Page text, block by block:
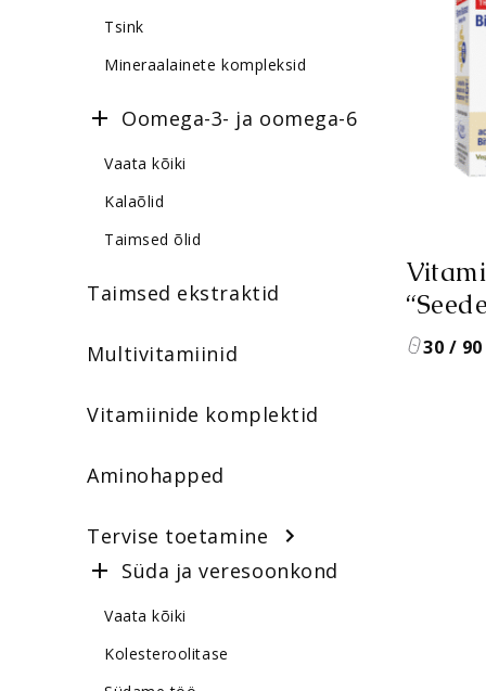
Tsink
Mineraalainete kompleksid
Oomega-3- ja oomega-6
Vaata kõiki
Kalaõlid
Taimsed õlid
Taimsed ekstraktid
Multivitamiinid
Vitamiinide komplektid
Aminohapped
Tervise toetamine
Süda ja veresoonkond
Vaata kõiki
Kolesteroolitase
Suurus
30 / 90